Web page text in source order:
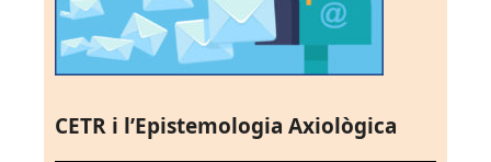
CETR i l’Epistemologia Axiològica